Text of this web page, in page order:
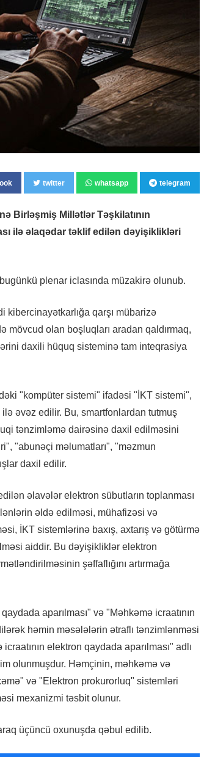
twitter whatsapp telegram
Birləşmiş Millətlər Təşkilatının
ilə əlaqədar təklif edilən dəyişiklikləri
plenar iclasında müzakirə olunub.
kibercinayətkarlığa qarşı mübarizə
mövcud olan boşluqları aradan qaldırmaq,
daxili hüquq sisteminə tam inteqrasiya
"kompüter sistemi" ifadəsi "İKT sistemi",
əvəz edilir. Bu, smartfonlardan tutmuş
tənzimləmə dairəsinə daxil edilməsini
"abunəçi məlumatları", "məzmun
daxil edilir.
əlavələr elektron sübutların toplanması
əldə edilməsi, mühafizəsi və
İKT sistemlərinə baxış, axtarış və götürmə
aiddir. Bu dəyişikliklər elektron
şəffaflığını artırmağa
aparılması" və "Məhkəmə icraatının
həmin məsələlərin ətraflı tənzimlənməsi
elektron qaydada aparılması" adlı
olunmuşdur. Həmçinin, məhkəmə və
və "Elektron prokurorluq" sistemləri
mexanizmi təsbit olunur.
üçüncü oxunuşda qəbul edilib.